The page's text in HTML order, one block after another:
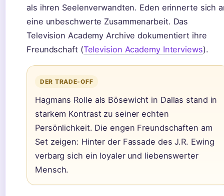
als ihren Seelenverwandten. Eden erinnerte sich
eine unbeschwerte Zusammenarbeit. Das
Television Academy Archive dokumentiert ihre
Freundschaft (Television Academy Interviews).
DER TRADE-OFF
Hagmans Rolle als Bösewicht in Dallas stand in
starkem Kontrast zu seiner echten
Persönlichkeit. Die engen Freundschaften am
Set zeigen: Hinter der Fassade des J.R. Ewing
verbarg sich ein loyaler und liebenswerter
Mensch.